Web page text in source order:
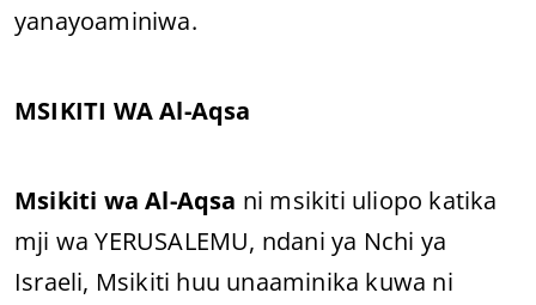
yanayoaminiwa.
MSIKITI WA Al-Aqsa
Msikiti wa Al-Aqsa ni msikiti uliopo katika
mji wa YERUSALEMU, ndani ya Nchi ya
Israeli, Msikiti huu unaaminika kuwa ni